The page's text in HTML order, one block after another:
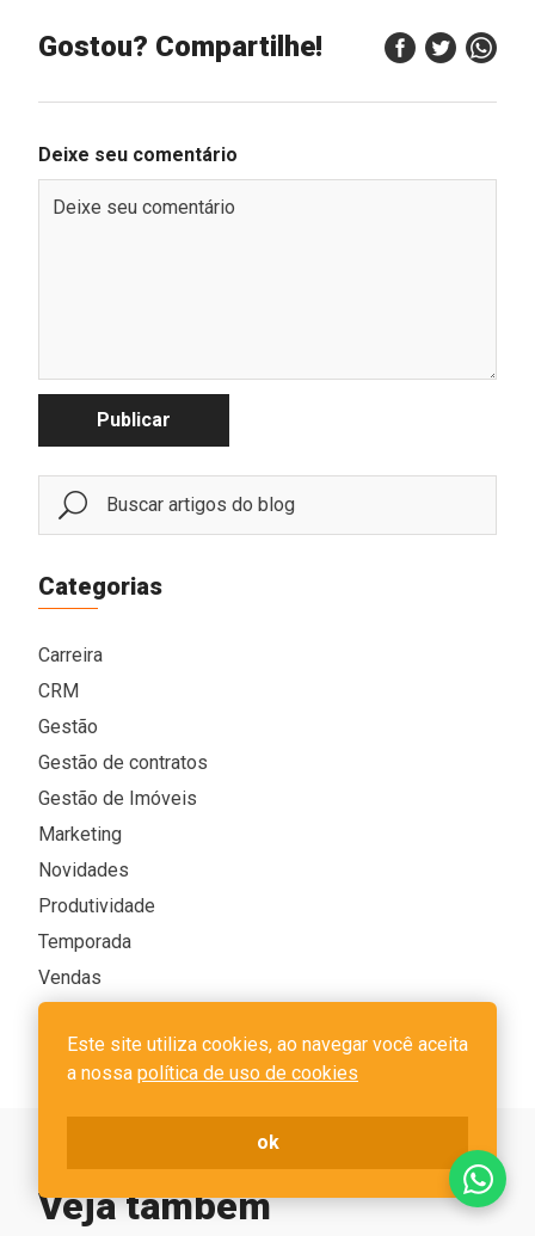
Gostou? Compartilhe!
Deixe seu comentário
Publicar
Categorias
Carreira
CRM
Gestão
Gestão de contratos
Gestão de Imóveis
Marketing
Novidades
Produtividade
Temporada
Vendas
Financeiro
Veja também
Este site utiliza cookies, ao navegar você aceita
a nossa política de uso de cookies
ok